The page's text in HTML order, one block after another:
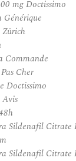
mg Doctissimo
Générique
Commande
Cher
Doctissimo
Sildenafil Citrate
Sildenafil Citrate